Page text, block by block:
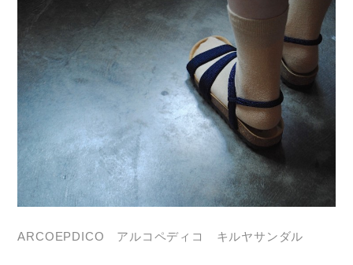
ARCOEPDICO アルコペディコ キルヤサンダル